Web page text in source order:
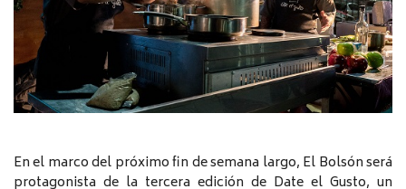
En el marco del próximo fin de semana largo, El Bolsón será
protagonista de la tercera edición de Date el Gusto, un